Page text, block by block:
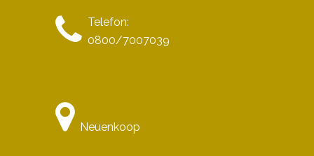
Telefon:
0800/7007039
Neuenkoop